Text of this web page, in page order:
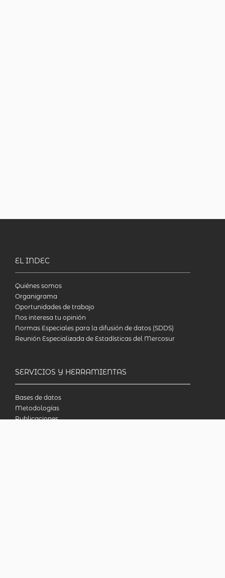
EL INDEC
Quiénes somos
Organigrama
Oportunidades de trabajo
Nos interesa tu opinión
Normas Especiales para la difusión de datos (SDDS)
Reunión Especializada de Estadísticas del Mercosur
SERVICIOS Y HERRAMIENTAS
Bases de datos
Metodologías
Publicaciones